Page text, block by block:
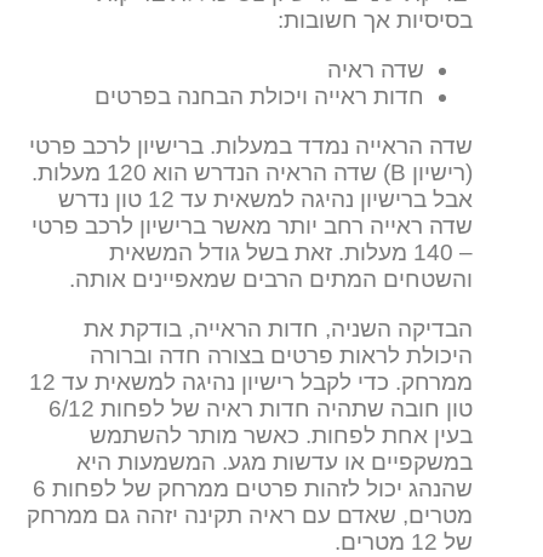
בסיסיות אך חשובות:
שדה ראיה
חדות ראייה ויכולת הבחנה בפרטים
שדה הראייה נמדד במעלות. ברישיון לרכב פרטי
(רישיון B) שדה הראיה הנדרש הוא 120 מעלות.
אבל ברישיון נהיגה למשאית עד 12 טון נדרש
שדה ראייה רחב יותר מאשר ברישיון לרכב פרטי
– 140 מעלות. זאת בשל גודל המשאית
והשטחים המתים הרבים שמאפיינים אותה.
הבדיקה השניה, חדות הראייה, בודקת את
היכולת לראות פרטים בצורה חדה וברורה
ממרחק. כדי לקבל רישיון נהיגה למשאית עד 12
טון חובה שתהיה חדות ראיה של לפחות 6/12
בעין אחת לפחות. כאשר מותר להשתמש
במשקפיים או עדשות מגע. המשמעות היא
שהנהג יכול לזהות פרטים ממרחק של לפחות 6
מטרים, שאדם עם ראיה תקינה יזהה גם ממרחק
של 12 מטרים.